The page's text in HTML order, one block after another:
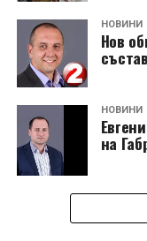
НОВИНИ
Нов
НОВИНИ
на